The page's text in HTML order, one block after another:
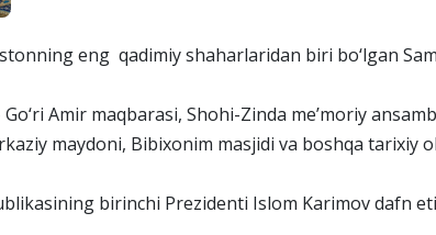
eng qadimiy shaharlaridan biri bo‘lgan
Amir maqbarasi, Shohi-Zinda me’moriy
maydoni, Bibixonim masjidi va boshqa tarixiy
birinchi Prezidenti Islom Karimov dafn